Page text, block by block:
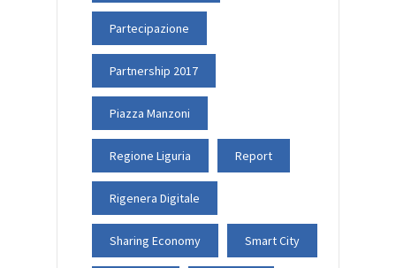
Partecipazione
Partnership 2017
Piazza Manzoni
Regione Liguria Report
Rigenera Digitale
Sharing Economy Smart City